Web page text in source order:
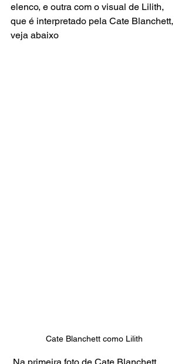
elenco, e outra com o visual de Lilith,
que é interpretado pela Cate Blanchett,
veja abaixo
Cate Blanchett como Lilith